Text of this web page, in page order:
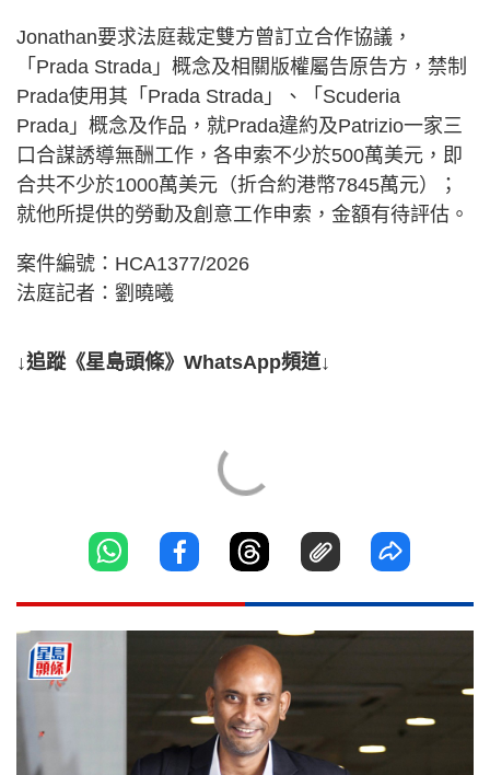
Jonathan要求法庭裁定雙方曾訂立合作協議，
「Prada Strada」概念及相關版權屬告原告方，禁制
Prada使用其「Prada Strada」、「Scuderia
Prada」概念及作品，就Prada違約及Patrizio一家三
口合謀誘導無酬工作，各申索不少於500萬美元，即
合共不少於1000萬美元（折合約港幣7845萬元）；
就他所提供的勞動及創意工作申索，金額有待評估。
案件編號：HCA1377/2026
法庭記者：劉曉曦
↓追蹤《星島頭條》WhatsApp頻道↓